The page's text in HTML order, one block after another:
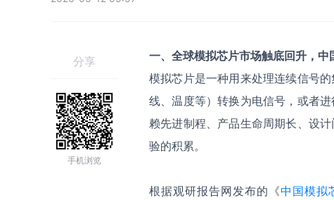
分享
手机浏览
一、全球模拟芯片市场触底回升，中
模拟芯片是一种用来处理连续信号
线、温度等）转换为电信号，或者
赖先进制程、产品生命周期长、设
验的积累。
根据观研报告网发布的《中国模拟